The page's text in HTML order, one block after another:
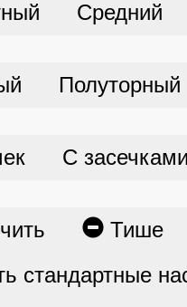
Средний
Полуторный
С засечками
Тише
стандартные